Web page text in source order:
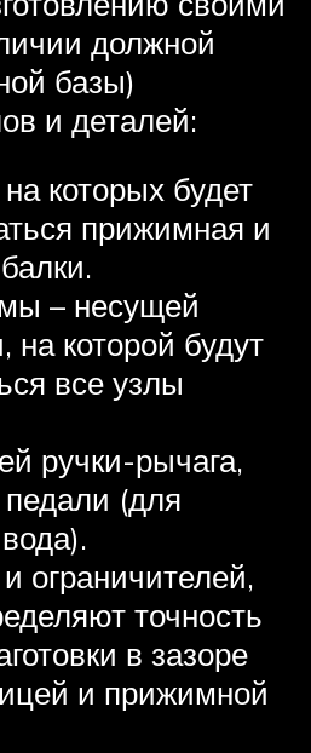
должной
базы)
и деталей:
которых будет
прижимная и
– несущей
на которой будут
все узлы
ручки-рычага,
(для
ограничителей,
точность
в зазоре
и прижимной